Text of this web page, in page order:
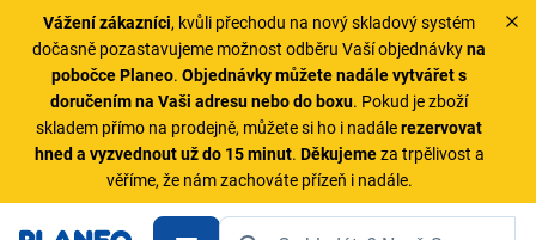
Vážení zákazníci, kvůli přechodu na nový skladový systém
dočasně pozastavujeme možnost odběru Vaší objednávkyna
pobočce Planeo.Objednávky můžete nadále vytvářet s
doručením na Vaši adresu nebo do boxu. Pokud je zboží
skladem přímo na prodejně, můžete si ho i nadálerezervovat
hned a vyzvednout už do 15 minut. Děkujemeza trpělivost a
věříme, že nám zachováte přízeň i nadále.